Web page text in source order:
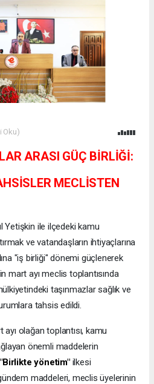
Oku)
ARASI GÜÇ BİRLİĞİ:
MECLİSTEN
Yetişkin ile ilçedeki kamu
ve vatandaşların ihtiyaçlarına
"iş birliği" dönemi güçlenerek
mart ayı meclis toplantısında
taşınmazlar sağlık ve
tahsis edildi.
olağan toplantısı, kamu
önemli maddelerin
"Birlikte yönetim" ilkesi
maddeleri, meclis üyelerinin